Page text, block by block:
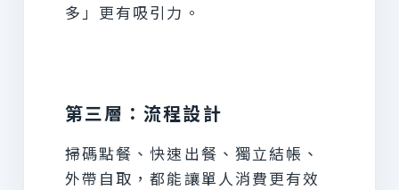
多」更有吸引力。
第三層：流程設計
掃碼點餐、快速出餐、獨立結帳、
外帶自取，都能讓單人消費更有效